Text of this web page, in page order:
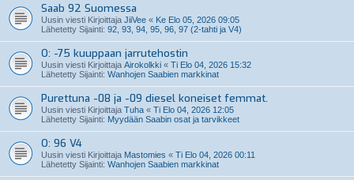
Saab 92 Suomessa
Uusin viesti Kirjoittaja JiiVee « Ke Elo 05, 2026 09:05
Lähetetty Sijainti: 92, 93, 94, 95, 96, 97 (2-tahti ja V4)
O: -75 kuuppaan jarrutehostin
Uusin viesti Kirjoittaja Airokolkki « Ti Elo 04, 2026 15:32
Lähetetty Sijainti: Wanhojen Saabien markkinat
Purettuna -08 ja -09 diesel koneiset femmat.
Uusin viesti Kirjoittaja Tuha « Ti Elo 04, 2026 12:05
Lähetetty Sijainti: Myydään Saabin osat ja tarvikkeet
O: 96 V4
Uusin viesti Kirjoittaja Mastomies « Ti Elo 04, 2026 00:11
Lähetetty Sijainti: Wanhojen Saabien markkinat